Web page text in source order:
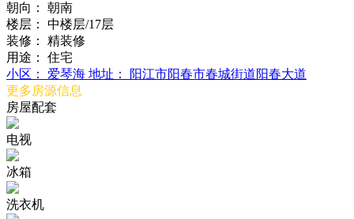
朝向：
朝南
楼层：
中楼层/17层
装修：
精装修
用途：
住宅
小区：
爱琴海 地址：
阳江市阳春市春城街道阳春大道
更多房源信息
房屋配套
电视
冰箱
洗衣机